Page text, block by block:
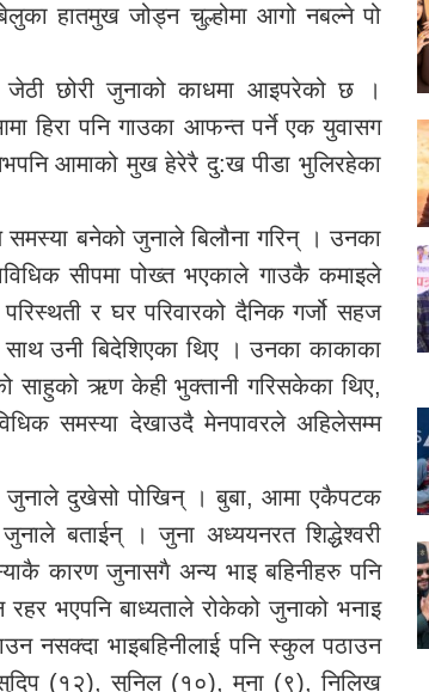
हातमुख जोड्न चुल्होमा आगो नबल्ने पो
जेठी छोरी जुनाको काधमा आइपरेको छ ।
हिरा पनि गाउका आफन्त पर्ने एक युवासग
आमाको मुख हेरेरै दु:ख पीडा भुलिरहेका
बनेको जुनाले बिलौना गरिन् । उनका
सीपमा पोख्त भएकाले गाउकै कमाइले
र घर परिवारको दैनिक गर्जो सहज
उनी बिदेशिएका थिए । उनका काकाका
साहुको ऋण केही भुक्तानी गरिसकेका थिए,
समस्या देखाउदै मेनपावरले अहिलेसम्म
जुनाले दुखेसो पोखिन् । बुबा, आमा एकैपटक
बताईन् । जुना अध्ययनरत शिद्धेश्वरी
कारण जुनासगै अन्य भाइ बहिनीहरु पनि
भएपनि बाध्यताले रोकेको जुनाको भनाइ
नसक्दा भाइबहिनीलाई पनि स्कुल पठाउन
सुदिप (१२), सुनिल (१०), मुना (९), निलिख